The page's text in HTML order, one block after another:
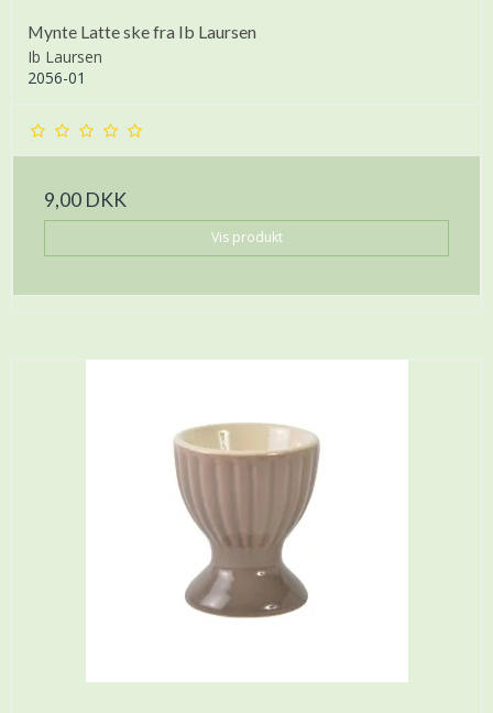
Mynte Latte ske fra Ib Laursen
Ib Laursen
2056-01
9,00 DKK
Vis produkt